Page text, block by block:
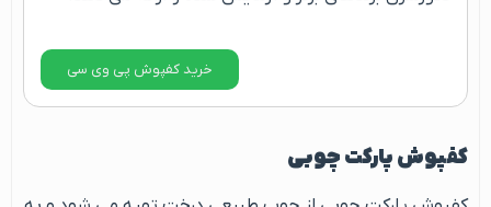
خرید کفپوش پی وی سی
کفپوش پارکت چوبی